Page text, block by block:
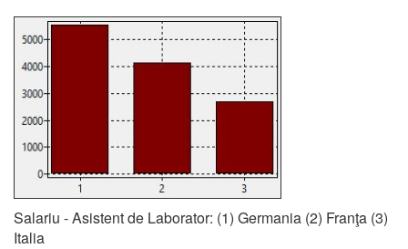
Salariu - Asistent de Laborator: (1) Germania (2) Franţa (3)
Italia